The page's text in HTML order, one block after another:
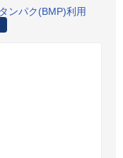
ンパク(BMP)利用